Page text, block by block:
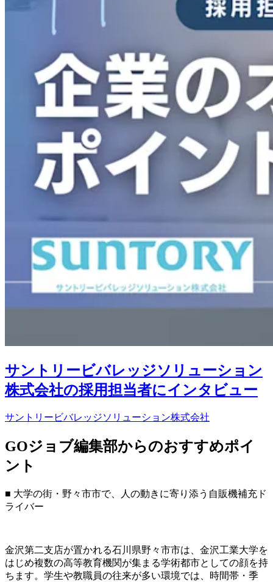
サントリービバレッジソリューション
株式会社の採用担当者にインタビュー
サントリービバレッジソリューション株式会社
GOジョブ編集部からのおすすめポイ
ント
■ 大学の街・野々市市で、人の動きに寄り添う自販機補充ド
ライバー
金沢第二支店が置かれる石川県野々市市は、金沢工業大学を
はじめ複数の高等教育機関が集まる学術都市としての顔を持
ちます。学生や教職員の往来が多い環境では、時間帯・季